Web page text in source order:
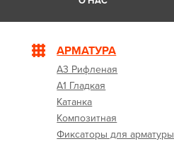
АРМАТУРА
А3 Рифленая
А1 Гладкая
Катанка
Композитная
Фиксаторы для арматуры